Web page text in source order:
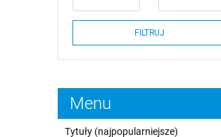
FILTRUJ
Menu
Tytuły (najpopularniejsze)